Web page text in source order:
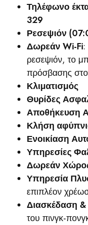
Τηλέφωνο
329
Ρεσεψιόν
Δωρεάν Wi-Fi:
ρεσεψιόν, το
πρόσβασης στο
Κλιματισμός
Θυρίδες
Αποθήκευση
Κλήση
Ενοικίαση
Υπηρεσίες
Δωρεάν
Υπηρεσία
επιπλέον
Διασκέδαση &
του πινγκ-